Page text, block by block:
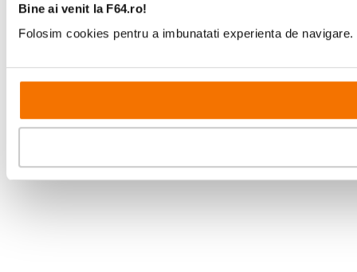
Bine ai venit la F64.ro!
Folosim cookies pentru a imbunatati experienta de